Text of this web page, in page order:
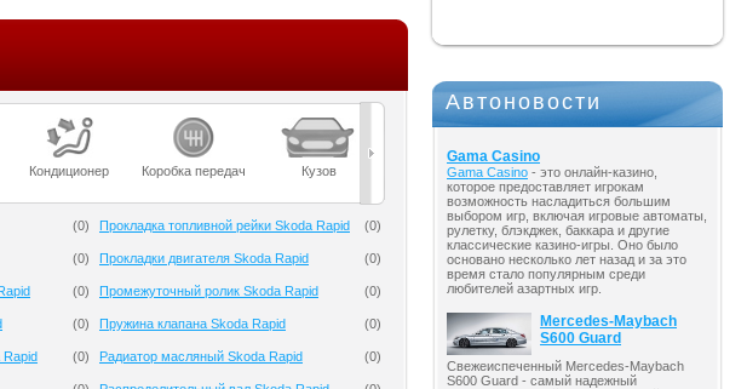
Кондиционер Коробка передач Кузов Масла Мост
(0)
(0)
(0)
(0)
Rapid (0)
Прокладка топливной рейки Skoda Rapid (0)
Прокладки двигателя Skoda Rapid (0)
Промежуточный ролик Skoda Rapid (0)
Пружина клапана Skoda Rapid (0)
Радиатор масляный Skoda Rapid (0)
Автоновости
Gama Casino
Gama Casino - это онлайн-казино,
которое предоставляет игрокам
возможность насладиться большим
выбором игр, включая игровые автоматы,
рулетку, блэкджек, баккара и другие
классические казино-игры. Оно было
основано несколько лет назад и за это
время стало популярным среди
любителей азартных игр.
Mercedes-Maybach
S600 Guard
Свежеиспеченный Mercedes-Maybach
S600 Guard - самый надежный